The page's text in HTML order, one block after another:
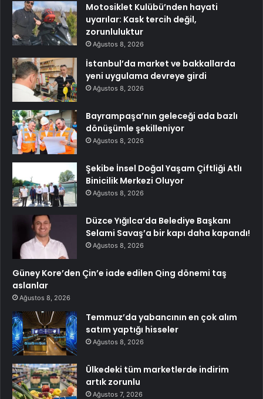
Motosiklet Kulübü’nden hayati
uyarılar: Kask tercih değil,
zorunluluktur
Ağustos 8, 2026
İstanbul’da market ve bakkallarda
yeni uygulama devreye girdi
Ağustos 8, 2026
Bayrampaşa’nın geleceği ada bazlı
dönüşümle şekilleniyor
Ağustos 8, 2026
Şekibe İnsel Doğal Yaşam Çiftliği Atlı
Binicilik Merkezi Oluyor
Ağustos 8, 2026
Düzce Yığılca’da Belediye Başkanı
Selami Savaş’a bir kapı daha kapandı!
Ağustos 8, 2026
Güney Kore’den Çin’e iade edilen Qing dönemi taş
aslanlar
Ağustos 8, 2026
Temmuz’da yabancının en çok alım
satım yaptığı hisseler
Ağustos 8, 2026
Ülkedeki tüm marketlerde indirim
artık zorunlu
Ağustos 7, 2026